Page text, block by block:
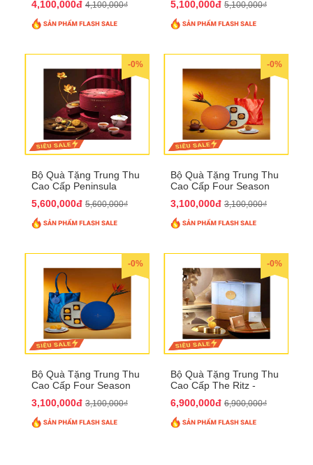
4,100,000đ 4,100,000₫ 5,100,000đ 5,100,000₫
-0%
Bộ Quà Tặng Trung Thu
Cao Cấp Peninsula
5,600,000đ 5,600,000₫
-0%
Bộ Quà Tặng Trung Thu
Cao Cấp Four Season
3,100,000đ 3,100,000₫
-0%
Bộ Quà Tặng Trung Thu
Cao Cấp Four Season
3,100,000đ 3,100,000₫
-0%
Bộ Quà Tặng Trung Thu
Cao Cấp The Ritz -
6,900,000đ 6,900,000₫